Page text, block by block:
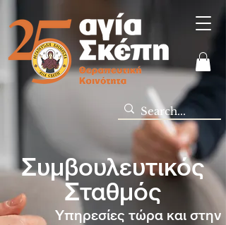
Συμβουλευτικός
Σταθμός
Υπηρεσίες τώρα και στην